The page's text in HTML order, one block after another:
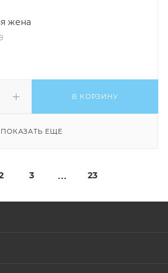
жена
В КОРЗИНУ
ПОКАЗАТЬ ЕЩЕ
3 23